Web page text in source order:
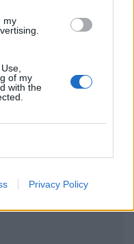
my
of my
with the
Privacy Policy
στο
Instagram